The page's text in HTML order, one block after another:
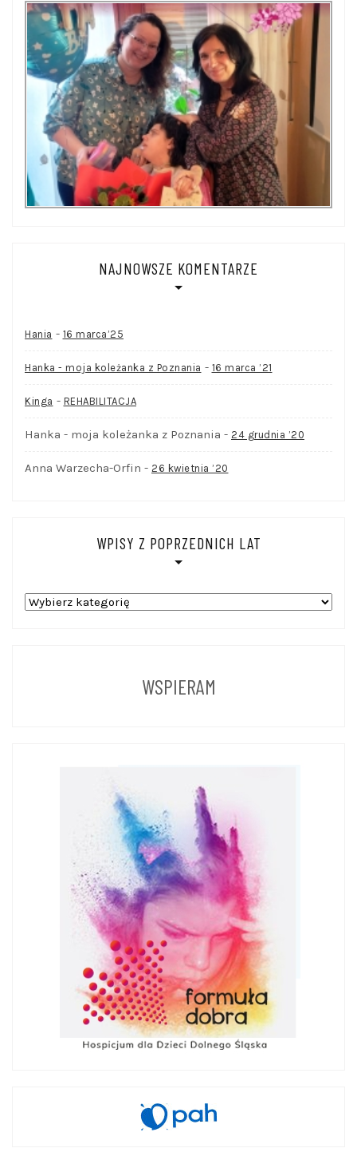
NAJNOWSZE KOMENTARZE
Hania - 16 marca’25
Hanka - moja koleżanka z Poznania - 16 marca ’21
Kinga - REHABILITACJA
Hanka - moja koleżanka z Poznania - 24 grudnia ’20
Anna Warzecha-Orfin - 26 kwietnia ’20
WPISY Z POPRZEDNICH LAT
WPISY
WSPIERAM